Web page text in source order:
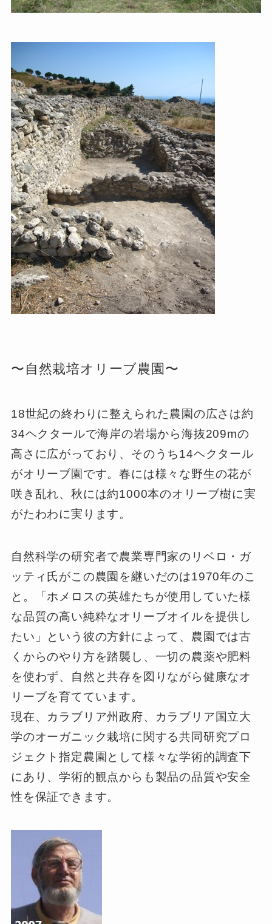
〜自然栽培オリーブ農園〜
18世紀の終わりに整えられた農園の広さは約
34ヘクタールで海岸の岩場から海抜209mの
高さに広がっており、そのうち14ヘクタール
がオリーブ園です。春には様々な野生の花が
咲き乱れ、秋には約1000本のオリーブ樹に実
がたわわに実ります。
自然科学の研究者で農業専門家のリベロ・ガ
ッティ氏がこの農園を継いだのは1970年のこ
と。「ホメロスの英雄たちが使用していた様
な品質の高い純粋なオリーブオイルを提供し
たい」という彼の方針によって、農園では古
くからのやり方を踏襲し、一切の農薬や肥料
を使わず、自然と共存を図りながら健康なオ
リーブを育てています。
現在、カラブリア州政府、カラブリア国立大
学のオーガニック栽培に関する共同研究プロ
ジェクト指定農園として様々な学術的調査下
にあり、学術的観点からも製品の品質や安全
性を保証できます。